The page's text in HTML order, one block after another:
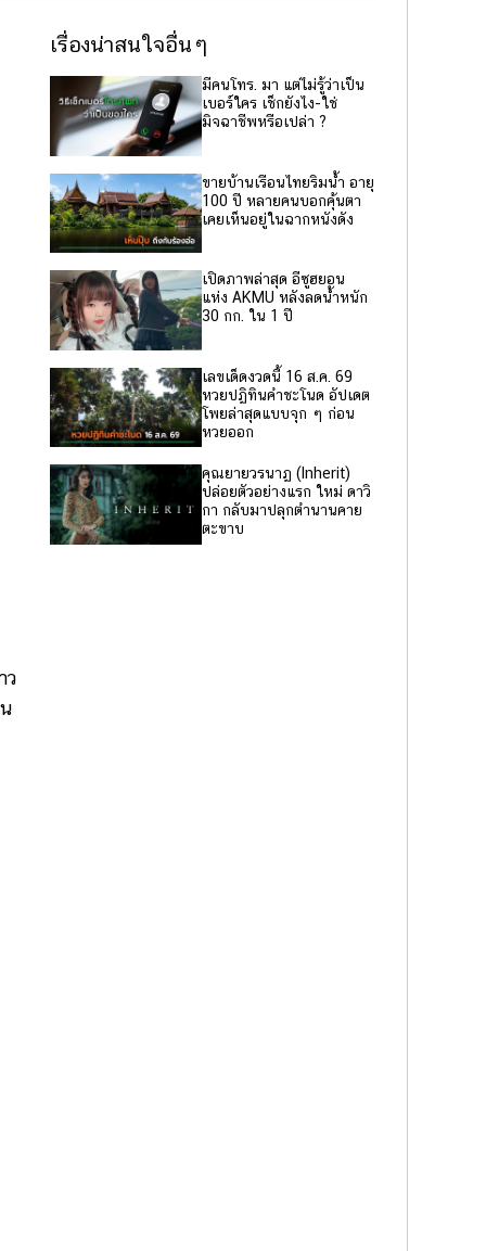
ว
เรื่องน่าสนใจอื่นๆ
มีคนโทร. มา แต่ไม่รู้ว่าเป็น
เบอร์ใคร เช็กยังไง-ใช่
มิจฉาชีพหรือเปล่า ?
ขายบ้านเรือนไทยริมน้ำ อายุ
100 ปี หลายคนบอกคุ้นตา
เคยเห็นอยู่ในฉากหนังดัง
เปิดภาพล่าสุด อีซูฮยอน
แห่ง AKMU หลังลดน้ำหนัก
30 กก. ใน 1 ปี
เลขเด็ดงวดนี้ 16 ส.ค. 69
หวยปฏิทินคำชะโนด อัปเดต
โพยล่าสุดแบบจุก ๆ ก่อน
หวยออก
คุณยายวรนาฏ (Inherit)
ปล่อยตัวอย่างแรก ใหม่ ดาวิ
กา กลับมาปลุกตำนานคาย
ตะขาบ